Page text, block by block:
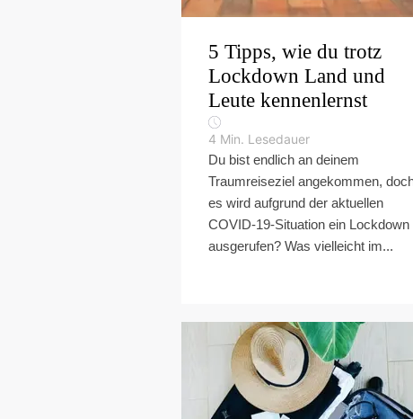
5 Tipps, wie du trotz
Lockdown Land und
Leute kennenlernst
4 Min. Lesedauer
Du bist endlich an deinem
Traumreiseziel angekommen,
es wird aufgrund der aktuellen
COVID-19-Situation ein Lockdown
ausgerufen? Was vielleicht im...